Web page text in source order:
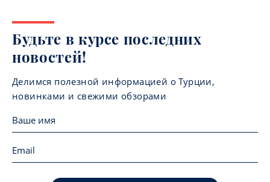
Будьте в курсе последних
новостей!
Делимся полезной информацией о Турции,
новинками и свежими обзорами